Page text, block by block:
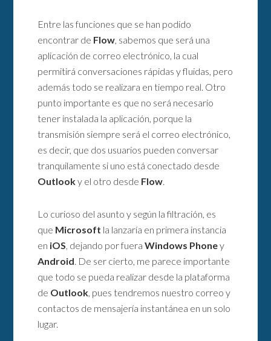
Entre las funciones que se han podido
encontrar de Flow , sabemos que será una
aplicación de correo electrónico, la cual
permitirá conversaciones rápidas y fluidas, pero
además todo se realizara en tiempo real. Otro
punto importante es que no será necesario
tener instalada la aplicación, porque la
transmisión siempre será el correo electrónico,
es decir, que dos usuarios pueden conversar
tranquilamente si uno está conectado desde
Outlooky el otro desde Flow
Lo curioso del asunto y según la filtración, es
que Microsoft la lanzaría en primera instancia
en iOS , dejando por fueraWindows Phoney
Android . De ser cierto, me parece importante
que todo se pueda realizar desde la plataforma
de Outlook , pues tendremos nuestro correo y
contactos de mensajería instantánea en un solo
lugar.